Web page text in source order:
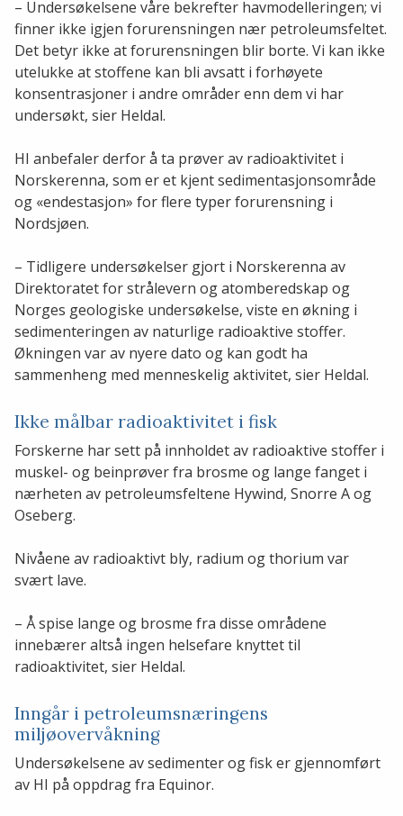
– Undersøkelsene våre bekrefter havmodelleringen; vi
finner ikke igjen forurensningen nær petroleumsfeltet.
Det betyr ikke at forurensningen blir borte. Vi kan ikke
utelukke at stoffene kan bli avsatt i forhøyete
konsentrasjoner i andre områder enn dem vi har
undersøkt, sier Heldal.
HI anbefaler derfor å ta prøver av radioaktivitet i
Norskerenna, som er et kjent sedimentasjonsområde
og «endestasjon» for flere typer forurensning i
Nordsjøen.
– Tidligere undersøkelser gjort i Norskerenna av
Direktoratet for strålevern og atomberedskap og
Norges geologiske undersøkelse, viste en økning i
sedimenteringen av naturlige radioaktive stoffer.
Økningen var av nyere dato og kan godt ha
sammenheng med menneskelig aktivitet, sier Heldal.
Ikke målbar radioaktivitet i fisk
Forskerne har sett på innholdet av radioaktive stoffer i
muskel- og beinprøver fra brosme og lange fanget i
nærheten av petroleumsfeltene Hywind, Snorre A og
Oseberg.
Nivåene av radioaktivt bly, radium og thorium var
svært lave.
– Å spise lange og brosme fra disse områdene
innebærer altså ingen helsefare knyttet til
radioaktivitet, sier Heldal.
Inngår i petroleumsnæringens
miljøovervåkning
Undersøkelsene av sedimenter og fisk er gjennomført
av HI på oppdrag fra Equinor.